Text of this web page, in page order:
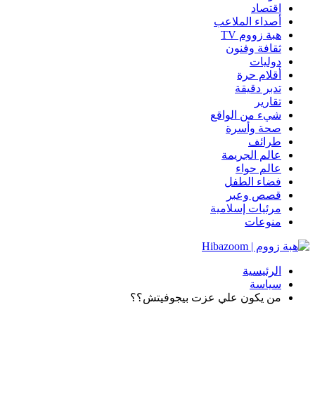
اقتصاد
أصداء الملاعب
هبة زووم TV
ثقافة وفنون
دوليات
أقلام حرة
تدبر دقيقة
تقارير
شيء من الواقع
صحة وأسرة
طرائف
عالم الجريمة
عالم حواء
فضاء الطفل
قصص وعبر
مرئيات إسلامية
منوعات
الرئيسية
سياسة
من يكون علي عزت بيجوفيتش؟؟